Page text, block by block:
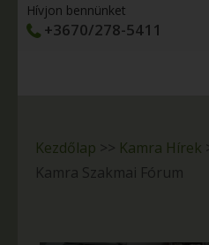
Hívjon bennünket
+3670/278-5411
Kezdőlap >> Kamra Hírek
Kamra Szakmai Fórum